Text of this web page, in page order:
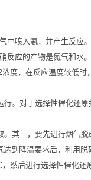
喷入氨，并产生反应
应的产物是氮气和水
度，在反应温度较低
。对于选择性催化还
其一，要先进行烟气
到降温要求后，利用
然后进行选择性催化